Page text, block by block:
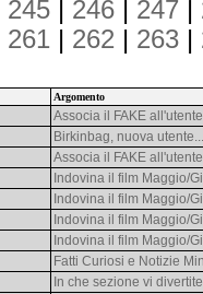
245 | 246 | 247 |
261 | 262 | 263 |
Argomento
Associa il FAKE all'utente
Birkinbag, nuova
Associa il FAKE all'utente
Indovina il film Maggio/
Indovina il film Maggio/
Indovina il film Maggio/
Indovina il film Maggio/
Fatti Curiosi e Notizie
In che sezione vi